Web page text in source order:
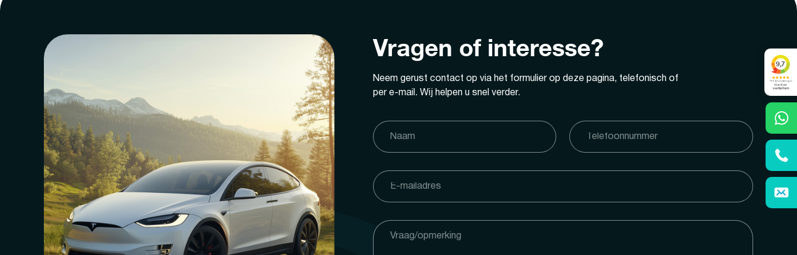
Vragen of interesse?
Neem gerust contact op via het formulier op deze pagina, telefonisch of
per e-mail. Wij helpen u snel verder.